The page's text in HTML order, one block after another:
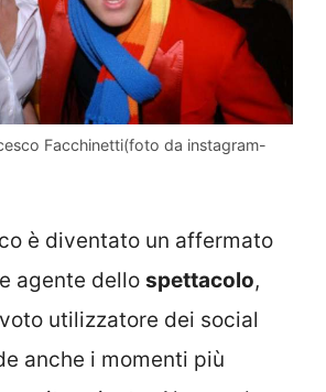
Facchinetti(foto da instagram-
è diventato un affermato
agente dello spettacolo,
utilizzatore dei social
anche i momenti più